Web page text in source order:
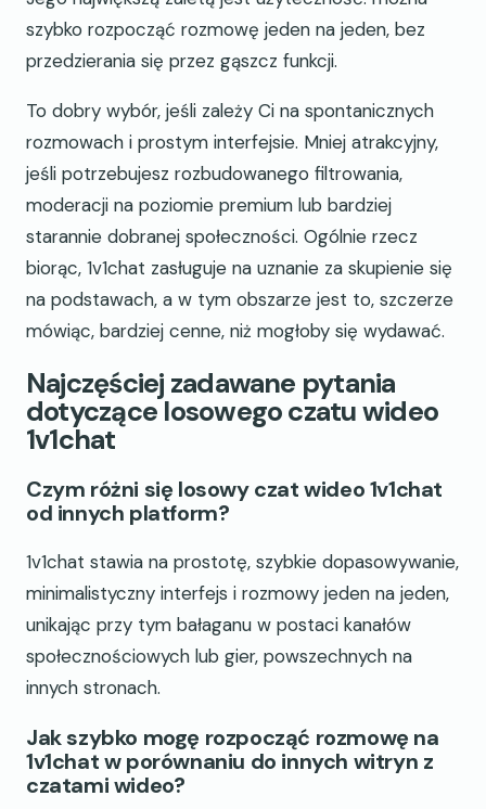
szybko rozpocząć rozmowę jeden na jeden, bez
przedzierania się przez gąszcz funkcji.
To dobry wybór, jeśli zależy Ci na spontanicznych
rozmowach i prostym interfejsie. Mniej atrakcyjny,
jeśli potrzebujesz rozbudowanego filtrowania,
moderacji na poziomie premium lub bardziej
starannie dobranej społeczności. Ogólnie rzecz
biorąc, 1v1chat zasługuje na uznanie za skupienie się
na podstawach, a w tym obszarze jest to, szczerze
mówiąc, bardziej cenne, niż mogłoby się wydawać.
Najczęściej zadawane pytania
dotyczące losowego czatu wideo
1v1chat
Czym różni się losowy czat wideo 1v1chat
od innych platform?
1v1chat stawia na prostotę, szybkie dopasowywanie,
minimalistyczny interfejs i rozmowy jeden na jeden,
unikając przy tym bałaganu w postaci kanałów
społecznościowych lub gier, powszechnych na
innych stronach.
Jak szybko mogę rozpocząć rozmowę na
1v1chat w porównaniu do innych witryn z
czatami wideo?